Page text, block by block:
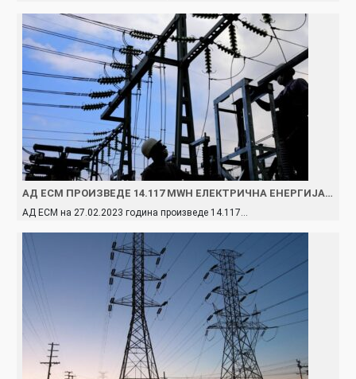
АД ЕСМ ПРОИЗВЕДE 14.117 MWH ЕЛЕКТРИЧНА ЕНЕРГИЈА…
АД ЕСМ на 27.02.2023 година произведe 14.117…